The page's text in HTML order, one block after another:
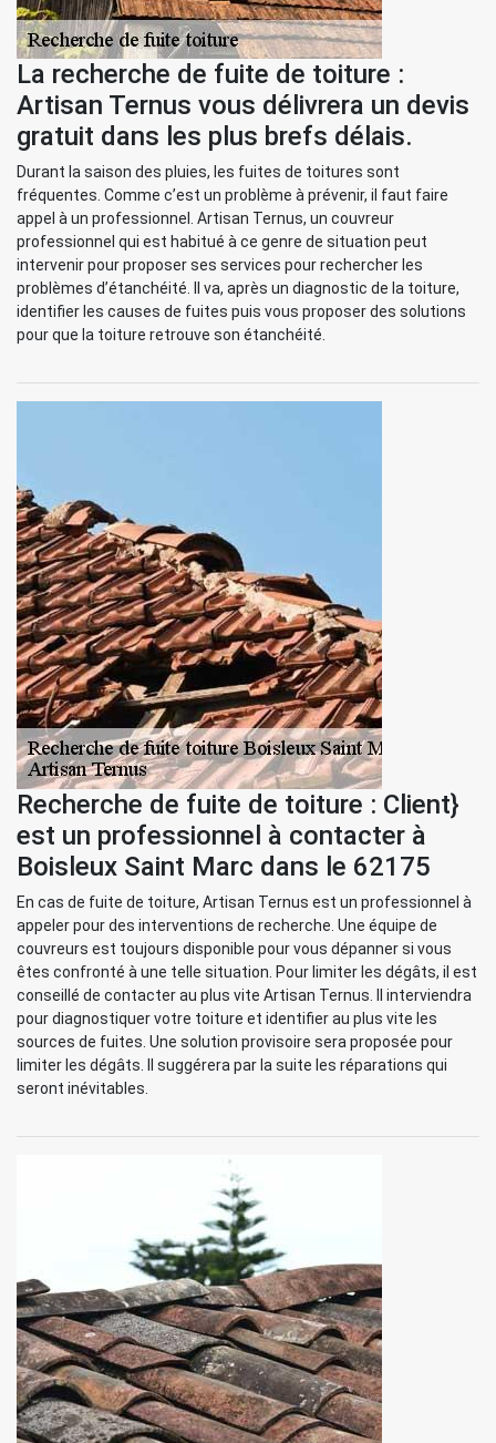
La recherche de fuite de toiture :
Artisan Ternus vous délivrera un devis
gratuit dans les plus brefs délais.
Durant la saison des pluies, les fuites de toitures sont
fréquentes. Comme c’est un problème à prévenir, il faut faire
appel à un professionnel. Artisan Ternus, un couvreur
professionnel qui est habitué à ce genre de situation peut
intervenir pour proposer ses services pour rechercher les
problèmes d’étanchéité. Il va, après un diagnostic de la toiture,
identifier les causes de fuites puis vous proposer des solutions
pour que la toiture retrouve son étanchéité.
Recherche de fuite de toiture : Client}
est un professionnel à contacter à
Boisleux Saint Marc dans le 62175
En cas de fuite de toiture, Artisan Ternus est un professionnel à
appeler pour des interventions de recherche. Une équipe de
couvreurs est toujours disponible pour vous dépanner si vous
êtes confronté à une telle situation. Pour limiter les dégâts, il est
conseillé de contacter au plus vite Artisan Ternus. Il interviendra
pour diagnostiquer votre toiture et identifier au plus vite les
sources de fuites. Une solution provisoire sera proposée pour
limiter les dégâts. Il suggérera par la suite les réparations qui
seront inévitables.